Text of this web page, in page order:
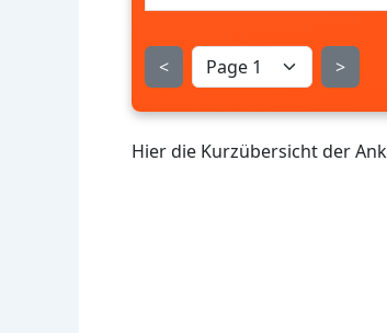
< >
Hier die Kurzübersicht der